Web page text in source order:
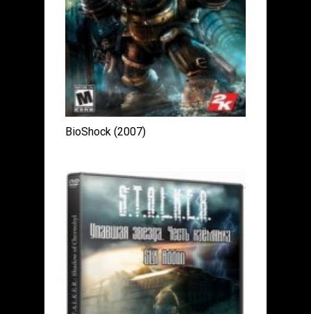
BioShock (2007)